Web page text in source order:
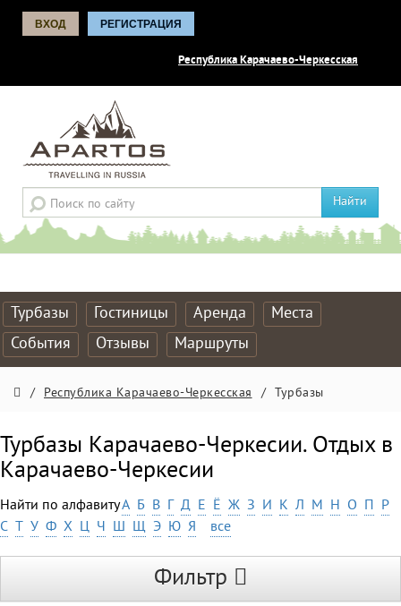
ВХОД РЕГИСТРАЦИЯ
Республика Карачаево-Черкесская
Найти
Турбазы Гостиницы Аренда
Места
События
Отзывы Маршруты
/ Республика Карачаево-Черкесская / Турбазы
Турбазы Карачаево-Черкесии. Отдых в
Карачаево-Черкесии
Найти по алфавитуА Б В Г Д Е Ё Ж З И К Л М Н О П Р
С Т У Ф Х Ц Ч Ш Щ Э Ю Я все
Фильтр